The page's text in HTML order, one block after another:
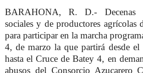
BARAHONA, R. D.- Decenas
sociales y de productores agrícolas
para participar en la marcha
4, de marzo la que partirá desde el
hasta el Cruce de Batey 4, en
abusos del Consorcio Azucarero